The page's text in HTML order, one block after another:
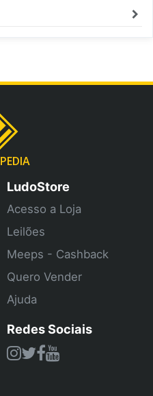
PEDIA
LudoStore
Acesso a Loja
Leilões
Meeps - Cashback
Quero Vender
Ajuda
Redes Sociais